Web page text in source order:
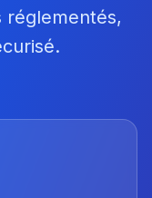
réglementés,